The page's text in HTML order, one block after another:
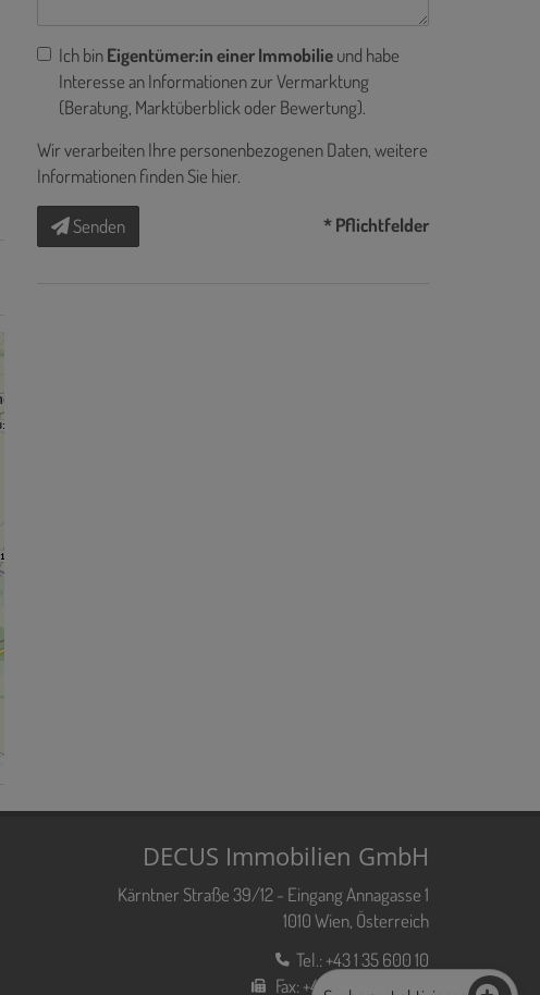
Ich binEigentümer:in einer Immobilieund habe
Interesse an Informationen zur Vermarktung
(Beratung, Marktüberblick oder Bewertung).
Wir verarbeiten Ihre personenbezogenen Daten, weitere
Informationen finden Sie hier.
Senden * Pflichtfelder
DECUS Immobilien GmbH
Kärntner Straße 39/12 - Eingang Annagasse 1
1010 Wien, Österreich
Tel.:+43 1 35 600 10
Fax:+43 1 35 600 10 80